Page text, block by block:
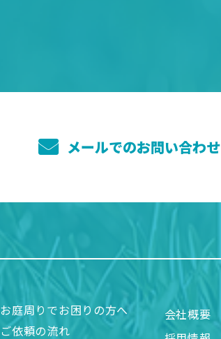
メールでのお問い合わせ
お庭周りでお困りの方へ
ご依頼の流れ
会社概要